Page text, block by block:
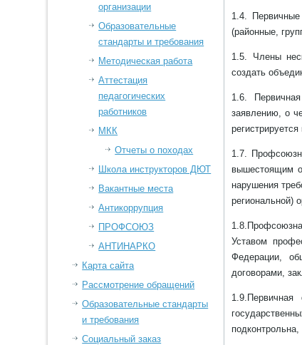
организации
Образовательные
стандарты и требования
Методическая работа
Аттестация
педагогических
работников
МКК
Отчеты о походах
Школа инструкторов ДЮТ
Вакантные места
Антикоррупция
ПРОФСОЮЗ
АНТИНАРКО
Карта сайта
Рассмотрение обращений
Образовательные стандарты
и требования
Социальный заказ
1.4.
(районные,
1.5. Члены
создать
1.6.
заявлению, о
1.7.
вышестоящим
нарушения
региональной)
Уставом
Федерации,
договорами,
1.9.Первичная